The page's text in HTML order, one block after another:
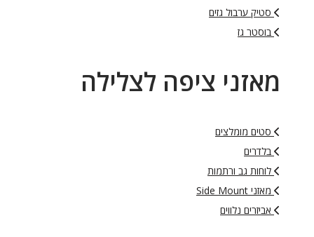
סטיק ערבול גזים
בוסטר גז
מאזני ציפה לצלילה
סטים מומלצים
בלדרים
לוחות גב ורתמות
מאזני Side Mount
אביזרים נלווים